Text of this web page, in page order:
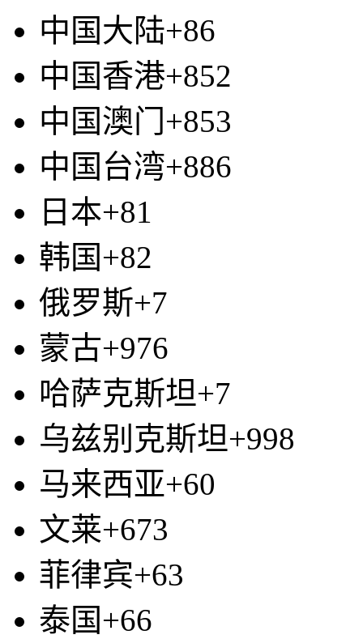
中国大陆+86
中国香港+852
中国澳门+853
中国台湾+886
日本+81
韩国+82
俄罗斯+7
蒙古+976
哈萨克斯坦+7
乌兹别克斯坦+998
马来西亚+60
文莱+673
菲律宾+63
泰国+66